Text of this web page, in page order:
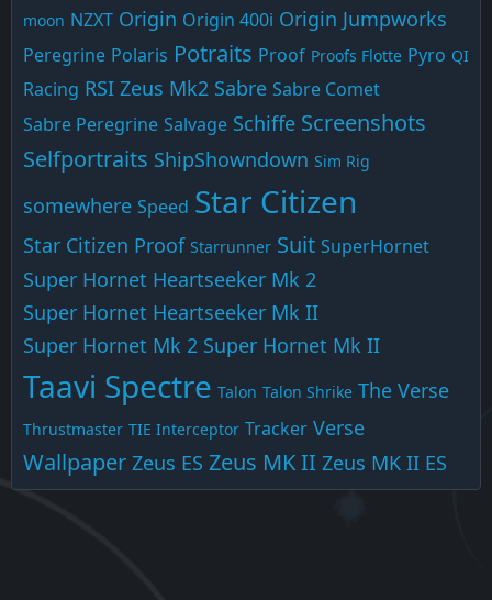
moon NZXT Origin Origin 400i Origin Jumpworks
Peregrine Polaris Potraits Proof Proofs Flotte Pyro QI
Racing RSI Zeus Mk2 Sabre Sabre Comet
Sabre Peregrine Salvage Schiffe Screenshots
Selfportraits ShipShowndown Sim Rig
somewhere Speed Star Citizen
Star Citizen Proof Starrunner Suit SuperHornet
Super Hornet Heartseeker Mk 2
Super Hornet Heartseeker Mk II
Super Hornet Mk 2 Super Hornet Mk II
Taavi Spectre Talon Talon Shrike The Verse
Thrustmaster TIE Interceptor Tracker Verse
Wallpaper Zeus ES Zeus MK II Zeus MK II ES